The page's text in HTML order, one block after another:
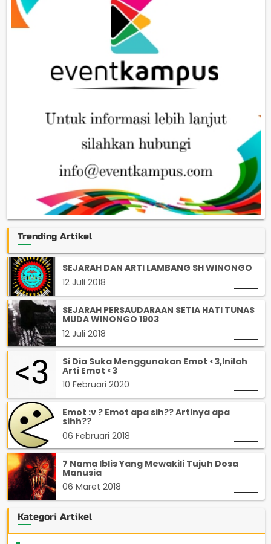
Trending Artikel
SEJARAH DAN ARTI LAMBANG SH WINONGO
12 Juli 2018
SEJARAH PERSAUDARAAN SETIA HATI TUNAS
MUDA WINONGO 1903
12 Juli 2018
Si Dia Suka Menggunakan Emot <3,Inilah
Arti Emot <3
10 Februari 2020
Emot :v ? Emot apa sih?? Artinya apa
sihh??
06 Februari 2018
7 Nama Iblis Yang Mewakili Tujuh Dosa
Manusia
06 Maret 2018
Kategori Artikel